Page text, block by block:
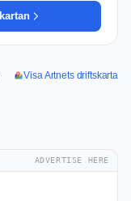
Visa Artnets driftskarta
ADVERTISE HERE